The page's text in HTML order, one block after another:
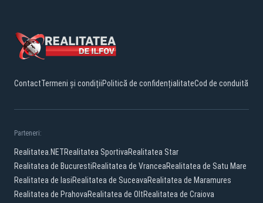
ContactTermeni și condițiiPolitică de confidențialitateCod de conduită
Parteneri:
Realitatea.NETRealitatea SportivaRealitatea Star
Realitatea de BucurestiRealitatea de VranceaRealitatea de Satu Mare
Realitatea de IasiRealitatea de SuceavaRealitatea de Maramures
Realitatea de PrahovaRealitatea de OltRealitatea de Craiova